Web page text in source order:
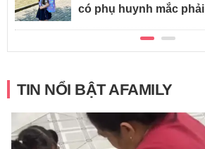
có phụ huynh mắc phải
TIN NỔI BẬT AFAMILY